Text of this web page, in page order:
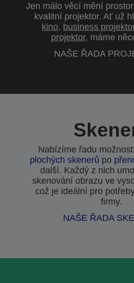
Jen málo věcí mění
kvalitní projektor. Ať už
kino, business
projektor, máme
NAŠE ŘADA
Nabízíme řadu
plochých skenerů po
další. Každý z nich
skenování obrazu ve
což je ideální pro
firmy.
NAŠE ŘADA